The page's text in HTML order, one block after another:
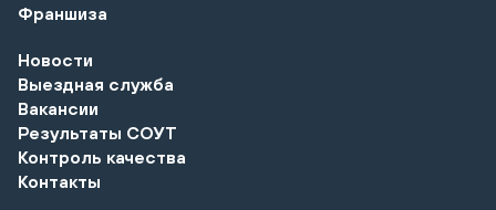
Франшиза
Новости
Выездная служба
Вакансии
Результаты СОУТ
Контроль качества
Контакты